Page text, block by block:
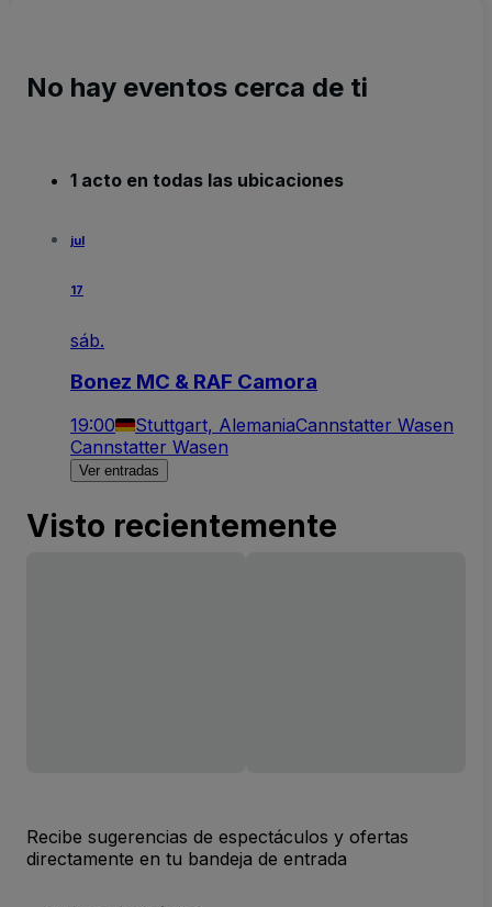
No hay eventos cerca de ti
1 acto en todas las ubicaciones
jul
17
sáb.
Bonez MC & RAF Camora
19:00 Stuttgart, AlemaniaCannstatter Wasen
Cannstatter Wasen
Ver entradas
Visto recientemente
Recibe sugerencias de espectáculos y ofertas
directamente en tu bandeja de entrada